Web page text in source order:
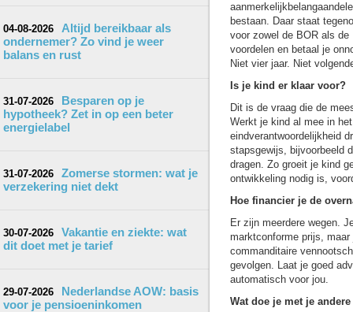
04-08-2026
Altijd bereikbaar als
ondernemer? Zo vind je weer
balans en rust
31-07-2026
Besparen op je
hypotheek? Zet in op een beter
energielabel
31-07-2026
Zomerse stormen: wat je
verzekering niet dekt
30-07-2026
Vakantie en ziekte: wat
dit doet met je tarief
29-07-2026
Nederlandse AOW: basis
voor je pensioeninkomen
bestaan. Daar staat
voor zowel de BOR als
voordelen en betaal je
Niet vier jaar. Niet
Is je kind er klaar voor?
Dit is de vraag die de
Werkt je kind al mee in
eindverantwoordelijkheid
stapsgewijs, bijvoorbeeld
dragen. Zo groeit je kind
ontwikkeling nodig is,
Hoe financier je de
Er zijn meerdere wegen.
marktconforme prijs,
commanditaire
gevolgen. Laat je goed
automatisch voor jou.
Wat doe je met je